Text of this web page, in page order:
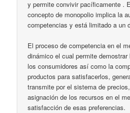
y permite convivir pacíficamente .
concepto de monopolio implica la
competencias y está limitado a un
El proceso de competencia en el
dinámico el cual permite
los consumidores así como la
productos para satisfacerlos,
transmite por el sistema de
asignación de los recursos en el
satisfacción de esas preferencias.